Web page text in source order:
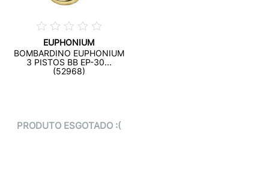
EUPHONIUM
BOMBARDINO EUPHONIUM
3 PISTOS BB EP-30...
(52968)
PRODUTO ESGOTADO :(